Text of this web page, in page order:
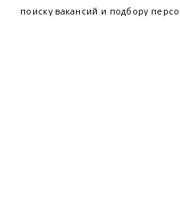
поиску вакансий и подбору